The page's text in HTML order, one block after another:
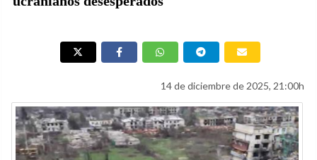
14 de diciembre de 2025, 21:00h